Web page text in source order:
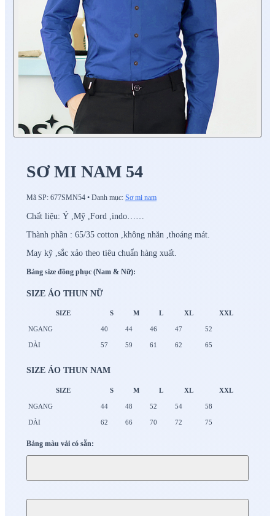
SƠ MI NAM 54
Mã SP: 677SMN54 • Danh mục: Sơ mi nam
Chất liệu: Ý ,Mỹ ,Ford ,indo……
Thành phần : 65/35 cotton ,không nhăn ,thoáng mát.
May kỹ ,sắc xảo theo tiêu chuẩn hàng xuất.
Bảng size đồng phục (Nam & Nữ):
SIZE ÁO THUN NỮ
SIZE S M L XL XXL
NGANG 40 44 46 47 52
DÀI 57 59 61 62 65
SIZE ÁO THUN NAM
SIZE S M L XL XXL
NGANG 44 48 52 54 58
DÀI 62 66 70 72 75
Bảng màu vải có sẵn: